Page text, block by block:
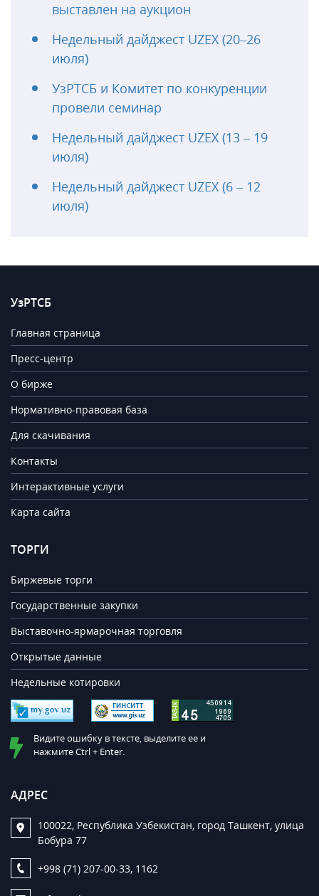
выставлен на аукцион
Недельный дайджест UZEX (20–26
июля)
УзРТСБ и Комитет по конкуренции
провели семинар
Недельный дайджест UZEX (13 – 19
июля)
Недельный дайджест UZEX (6 – 12
июля)
УзРТСБ
Главная страница
Пресс-центр
О бирже
Нормативно-правовая база
Для скачивания
Контакты
Интерактивные услуги
Карта сайта
ТОРГИ
Биржевые торги
Государственные закупки
Выставочно-ярмарочная торговля
Открытые данные
Недельные котировки
Видите ошибку в тексте, выделите ее и
нажмите Ctrl + Enter.
АДРЕС
100022, Республика Узбекистан, город Ташкент, улица
Бобура 77
+998 (71) 207-00-33, 1162